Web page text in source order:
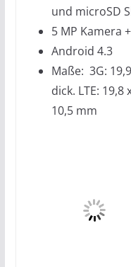
und microSD
5 MP Kamera
Android 4.3
Maße: 3G:
dick. LTE:
10,5 mm